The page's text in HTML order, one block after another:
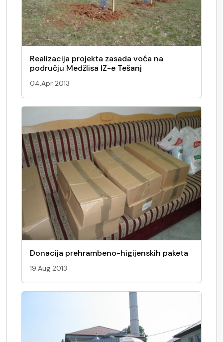
Realizacija projekta zasada voća na
području Medžlisa IZ-e Tešanj
04.Apr 2013
Donacija prehrambeno-higijenskih paketa
19.Aug 2013